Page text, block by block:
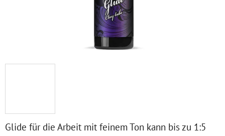
Glide für die Arbeit mit feinem Ton kann bis zu 1:5